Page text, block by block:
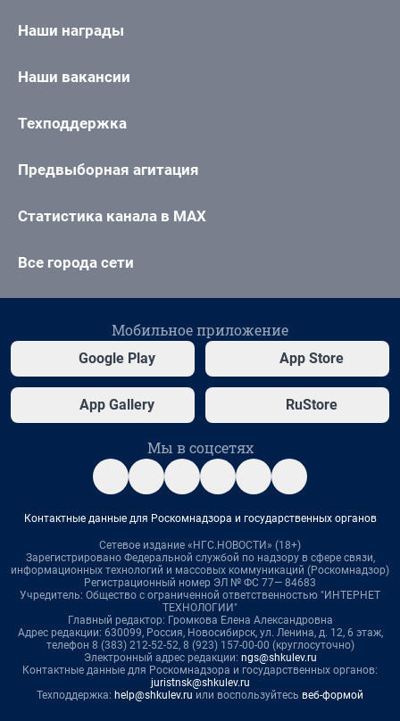
Наши награды
Наши вакансии
Техподдержка
Предвыборная агитация
Статистика канала в MAX
Все города сети
Мобильное приложение
Google Play App Store
App Gallery RuStore
Мы в соцсетях
Контактные данные для Роскомнадзора и государственных органов
Сетевое издание «НГС.НОВОСТИ» (18+)
Зарегистрировано Федеральной службой по надзору в сфере связи,
информационных технологий и массовых коммуникаций (Роскомнадзор)
Регистрационный номер ЭЛ № ФС 77— 84683
Учредитель: Общество с ограниченной ответственностью "ИНТЕРНЕТ
ТЕХНОЛОГИИ"
Главный редактор: Громкова Елена Александровна
Адрес редакции: 630099, Россия, Новосибирск, ул. Ленина, д. 12, 6 этаж,
телефон 8 (383) 212-52-52, 8 (923) 157-00-00 (круглосуточно)
Электронный адрес редакции: ngs@shkulev.ru
Контактные данные для Роскомнадзора и государственных органов:
juristnsk@shkulev.ru
Техподдержка: help@shkulev.ru или воспользуйтесь веб-формой